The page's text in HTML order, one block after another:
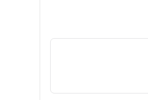
دارای 5 سال گارانتی از شرکت دنا